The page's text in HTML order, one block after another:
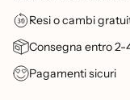
Resi o cambi
Consegna entro 2-
Pagamenti sicuri